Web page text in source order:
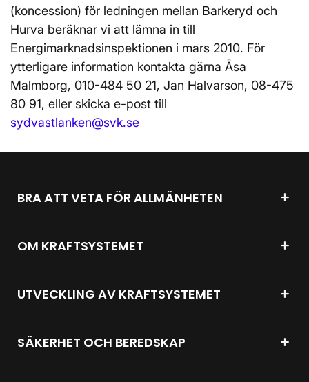
(koncession) för ledningen mellan Barkeryd och
Hurva beräknar vi att lämna in till
Energimarknadsinspektionen i mars 2010. För
ytterligare information kontakta gärna Åsa
Malmborg, 010-484 50 21, Jan Halvarson, 08-475
80 91, eller skicka e-post till
sydvastlanken@svk.se
BRA ATT VETA FÖR ALLMÄNHETEN
OM KRAFTSYSTEMET
UTVECKLING AV KRAFTSYSTEMET
SÄKERHET OCH BEREDSKAP